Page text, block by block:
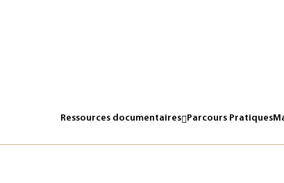
Ressources documentaires Parcours Pratiques